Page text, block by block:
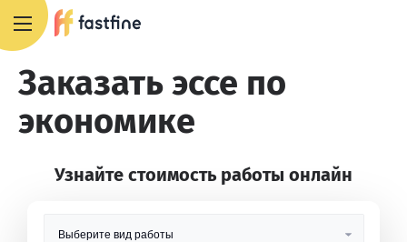
Заказать эссе по
экономике
Узнайте стоимость работы онлайн